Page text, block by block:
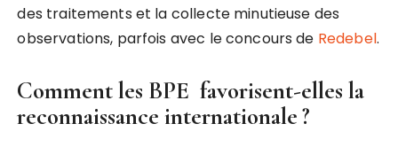
des traitements et la collecte minutieuse des
observations, parfois avec le concours de Redebel.
Comment les BPE favorisent-elles la
reconnaissance internationale ?